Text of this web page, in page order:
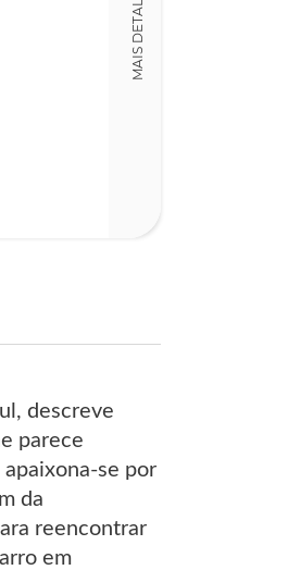
MAIS DETALHES
descreve
parece
se por
da
reencontrar
em